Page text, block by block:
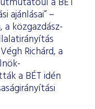
ajánlásai” –
közgazdász-
Richárd, a
a BÉT idén